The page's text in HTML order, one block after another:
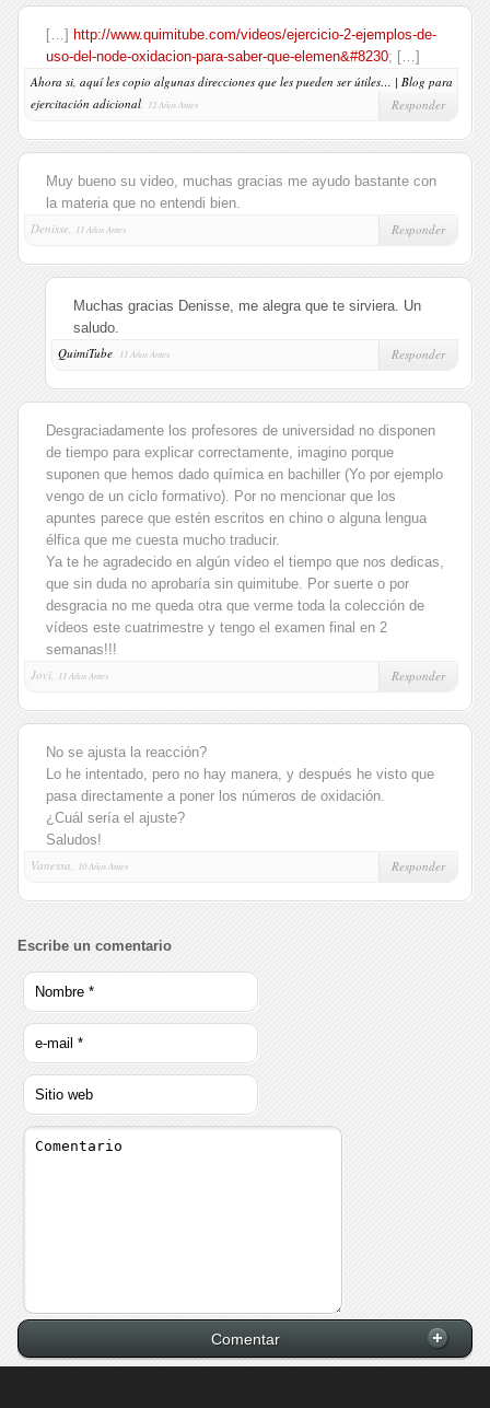
[…] http://www.quimitube.com/videos/ejercicio-2-ejemplos-de-
uso-del-node-oxidacion-para-saber-que-elemen&#8230; […]
Ahora si, aquí les copio algunas direcciones que les pueden ser útiles… | Blog para
ejercitación adicional, 12 Años Antes Responder
Muy bueno su video, muchas gracias me ayudo bastante con
la materia que no entendi bien.
Denisse,
11 Años Antes Responder
Muchas gracias Denisse, me alegra que te sirviera. Un
saludo.
QuimiTube, 11 Años Antes Responder
Desgraciadamente los profesores de universidad no disponen
de tiempo para explicar correctamente, imagino porque
suponen que hemos dado química en bachiller (Yo por ejemplo
vengo de un ciclo formativo). Por no mencionar que los
apuntes parece que estén escritos en chino o alguna lengua
élfica que me cuesta mucho traducir.
Ya te he agradecido en algún vídeo el tiempo que nos dedicas,
que sin duda no aprobaría sin quimitube. Por suerte o por
desgracia no me queda otra que verme toda la colección de
vídeos este cuatrimestre y tengo el examen final en 2
semanas!!!
Jovi,
11 Años Antes Responder
No se ajusta la reacción?
Lo he intentado, pero no hay manera, y después he visto que
pasa directamente a poner los números de oxidación.
¿Cuál sería el ajuste?
Saludos!
Vanessa,
10 Años Antes Responder
Escribe un comentario